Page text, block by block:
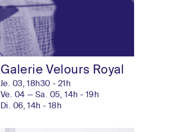
Galerie Velours Royal
Je. 03, 18h30 - 21h
Ve. 04 — Sa. 05, 14h - 19h
Di. 06, 14h - 18h